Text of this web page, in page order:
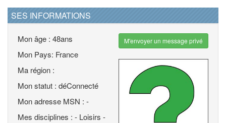
SES INFORMATIONS
Mon âge : 48ans
Mon Pays: France
Ma région :
Mon statut : déConnecté
Mon adresse MSN : -
Mes disciplines : - Loisirs -
M'envoyer un message privé